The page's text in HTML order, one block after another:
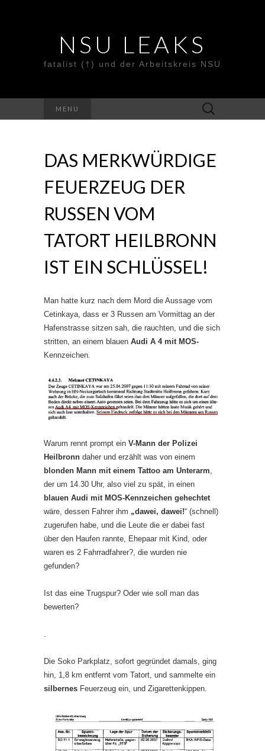
NSU LEAKS
fatalist (†) und der Arbeitskreis NSU
MENU
Suche
nach:
DAS MERKWÜRDIGE
FEUERZEUG DER
RUSSEN VOM
TATORT HEILBRONN
IST EIN SCHLÜSSEL!
Man hatte kurz nach dem Mord die Aussage vom
Cetinkaya, dass er 3 Russen am Vormittag an der
Hafenstrasse sitzen sah, die rauchten, und die sich
stritten, an einem blauen Audi A 4 mit MOS-
Kennzeichen.
Warum rennt prompt ein V-Mann der Polizei
Heilbronn daher und erzählt was von einem
blonden Mann mit einem Tattoo am Unterarm,
der um 14.30 Uhr, also viel zu spät, in einen
blauen Audi mit MOS-Kennzeichen gehechtet
wäre, dessen Fahrer ihm „dawei, dawei!“ (schnell)
zugerufen habe, und die Leute die er dabei fast
über den Haufen rannte, Ehepaar mit Kind, oder
waren es 2 Fahrradfahrer?, die wurden nie
gefunden?
Ist das eine Trugspur? Oder wie soll man das
bewerten?
.
Die Soko Parkplatz, sofort gegründet damals, ging
hin, 1,8 km entfernt vom Tatort, und sammelte ein
silbernes Feuerzeug ein, und Zigarettenkippen.